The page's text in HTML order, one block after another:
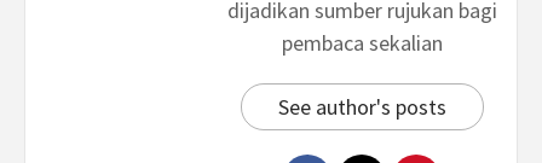
dijadikan sumber rujukan bagi
pembaca sekalian
See author's posts